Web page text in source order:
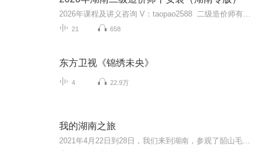
21 658
东方卫视《锦绣未央》
4 22.9万
我的湖南之旅